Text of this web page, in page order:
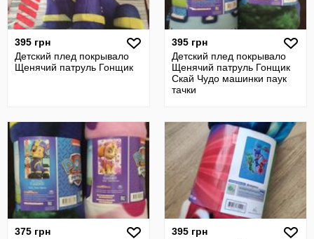
395 грн
Детский плед покрывало
Щенячий патруль Гонщик
395 грн
Детский плед покрывало
Щенячий патруль Гонщик
Скай Чудо машинки паук
тачки
375 грн
395 грн